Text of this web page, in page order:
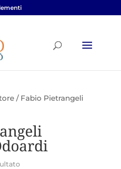
/ Fabio Pietrangeli